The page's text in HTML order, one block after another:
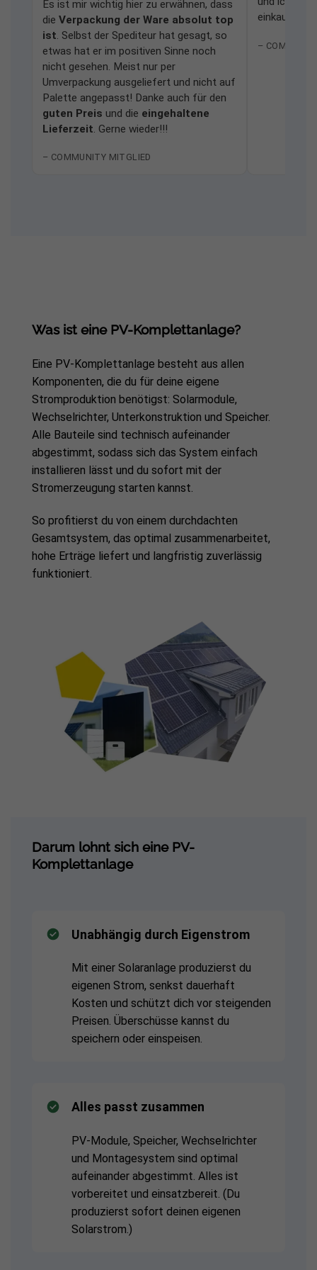
Es ist mir wichtig hier zu erwähnen, dass
die Verpackung der Ware absolut top
ist. Selbst der Spediteur hat gesagt, so
etwas hat er im positiven Sinne noch
nicht gesehen. Meist nur per
Umverpackung ausgeliefert und nicht auf
Palette angepasst! Danke auch für den
guten Preis und die eingehaltene
Lieferzeit. Gerne wieder!!!
– COMMUNITY MITGLIED
einkaufen.
–
Was ist eine PV-Komplettanlage?
Eine PV-Komplettanlage besteht aus allen
Komponenten, die du für deine eigene
Stromproduktion benötigst: Solarmodule,
Wechselrichter, Unterkonstruktion und Speicher.
Alle Bauteile sind technisch aufeinander
abgestimmt, sodass sich das System einfach
installieren lässt und du sofort mit der
Stromerzeugung starten kannst.
So profitierst du von einem durchdachten
Gesamtsystem, das optimal zusammenarbeitet,
hohe Erträge liefert und langfristig zuverlässig
funktioniert.
Darum lohnt sich eine PV-
Komplettanlage
Unabhängig durch Eigenstrom
Mit einer Solaranlage produzierst du
eigenen Strom, senkst dauerhaft
Kosten und schützt dich vor steigenden
Preisen. Überschüsse kannst du
speichern oder einspeisen.
Alles passt zusammen
PV-Module, Speicher, Wechselrichter
und Montagesystem sind optimal
aufeinander abgestimmt. Alles ist
vorbereitet und einsatzbereit. (Du
produzierst sofort deinen eigenen
Solarstrom.)